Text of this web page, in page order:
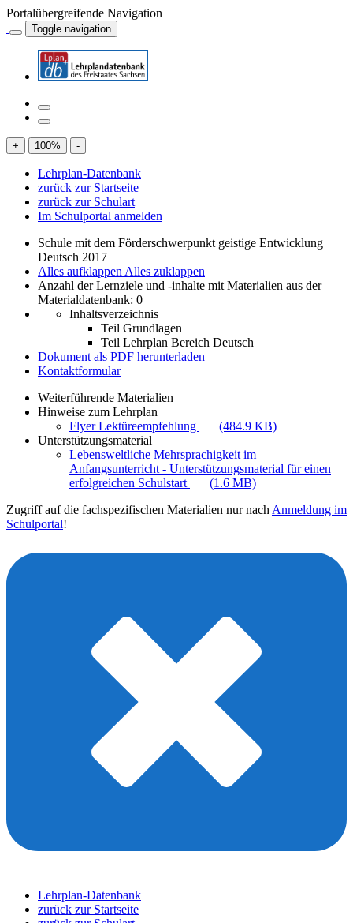
Portalübergreifende Navigation
Toggle navigation
+ 100% -
Lehrplan-Datenbank
zurück zur Startseite
zurück zur Schulart
Im Schulportal anmelden
Schule mit dem Förderschwerpunkt geistige Entwicklung
Deutsch 2017
Alles aufklappen Alles zuklappen
Anzahl der Lernziele und -inhalte mit Materialien aus der
Materialdatenbank: 0
Inhaltsverzeichnis
Teil Grundlagen
Teil Lehrplan Bereich Deutsch
Dokument als PDF herunterladen
Kontaktformular
Weiterführende Materialien
Hinweise zum Lehrplan
Flyer Lektüreempfehlung
(484.9 KB)
Unterstützungsmaterial
Lebensweltliche Mehrsprachigkeit im
Anfangsunterricht - Unterstützungsmaterial für einen
erfolgreichen Schulstart
(1.6 MB)
Zugriff auf die fachspezifischen Materialien nur nach Anmeldung im
Schulportal!
Lehrplan-Datenbank
zurück zur Startseite